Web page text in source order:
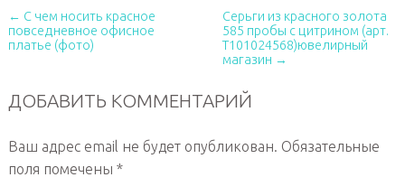
← С чем носить красное
повседневное офисное
платье (фото)
Серьги из красного золота
585 пробы с цитрином (арт.
Т101024568)ювелирный
магазин →
ДОБАВИТЬ КОММЕНТАРИЙ
Ваш адрес email не будет опубликован. Обязательные
поля помечены *